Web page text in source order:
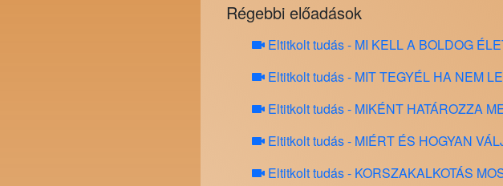
Régebbi előadások
Eltitkolt tudás - MI KELL A BOLDOG
Eltitkolt tudás - MIT TEGYÉL HA NEM
Eltitkolt tudás - MIKÉNT HATÁROZZA
Eltitkolt tudás - MIÉRT ÉS HOGYAN
Eltitkolt tudás - KORSZAKALKOTÁS